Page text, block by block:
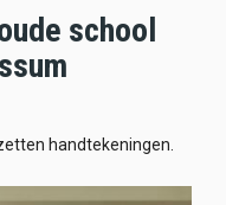
school
handtekeningen.